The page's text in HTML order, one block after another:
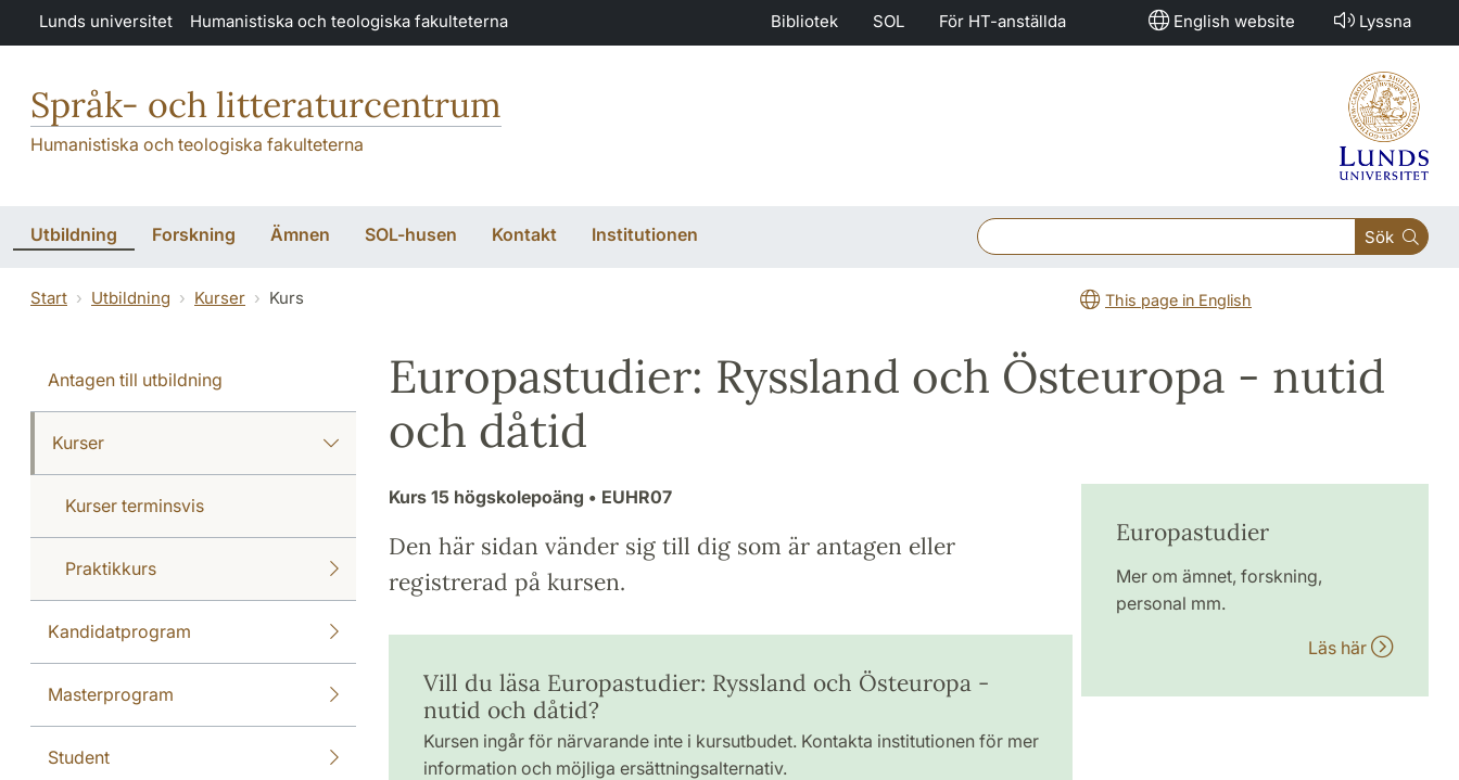
Hoppa till huvudinnehåll
Lunds universitet Humanistiska och teologiska fakulteterna Bibliotek SOL För HT-anställda English website Lyssna
Språk- och litteraturcentrum
Humanistiska och teologiska fakulteterna
Utbildning Forskning Ämnen SOL-husen Kontakt Institutionen Sök
Start Utbildning Kurser Kurs This page in English
Antagen till utbildning
Kurser
Kurser terminsvis
Praktikkurs
Kandidatprogram
Masterprogram
Student
Europastudier: Ryssland och Östeuropa - nutid
och dåtid
Kurs 15 högskolepoäng • EUHR07
Den här sidan vänder sig till dig som är antagen eller
registrerad på kursen.
Vill du läsa Europastudier: Ryssland och Östeuropa -
nutid och dåtid?
Kursen ingår för närvarande inte i kursutbudet. Kontakta institutionen för mer
information och möjliga ersättningsalternativ.
Europastudier
Mer om ämnet, forskning,
personal mm.
Läs här